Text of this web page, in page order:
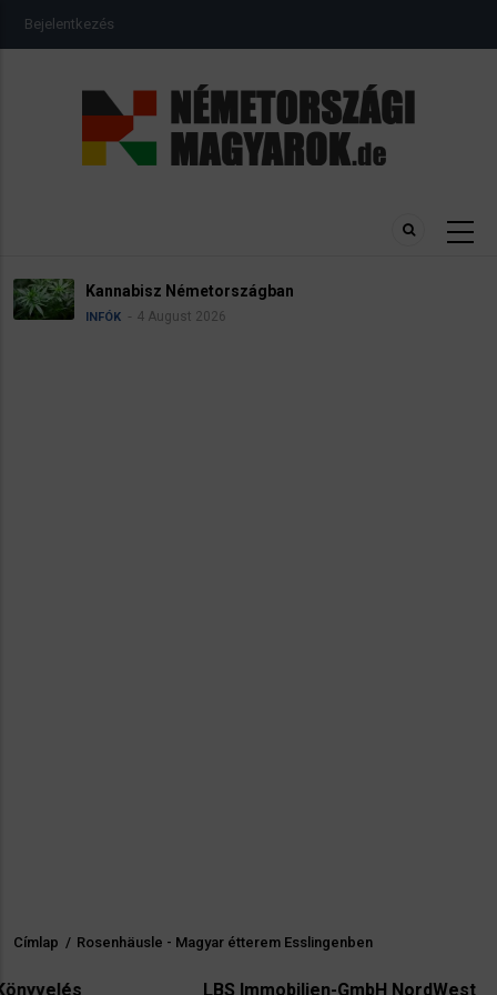
USER
ACCOUNT
Bejelentkezés
Kannabisz Németországban
INFÓK 4 August 2026
Morzsa
Címlap / Rosenhäusle - Magyar étterem Esslingenben
LBS Immobilien-GmbH NordWest